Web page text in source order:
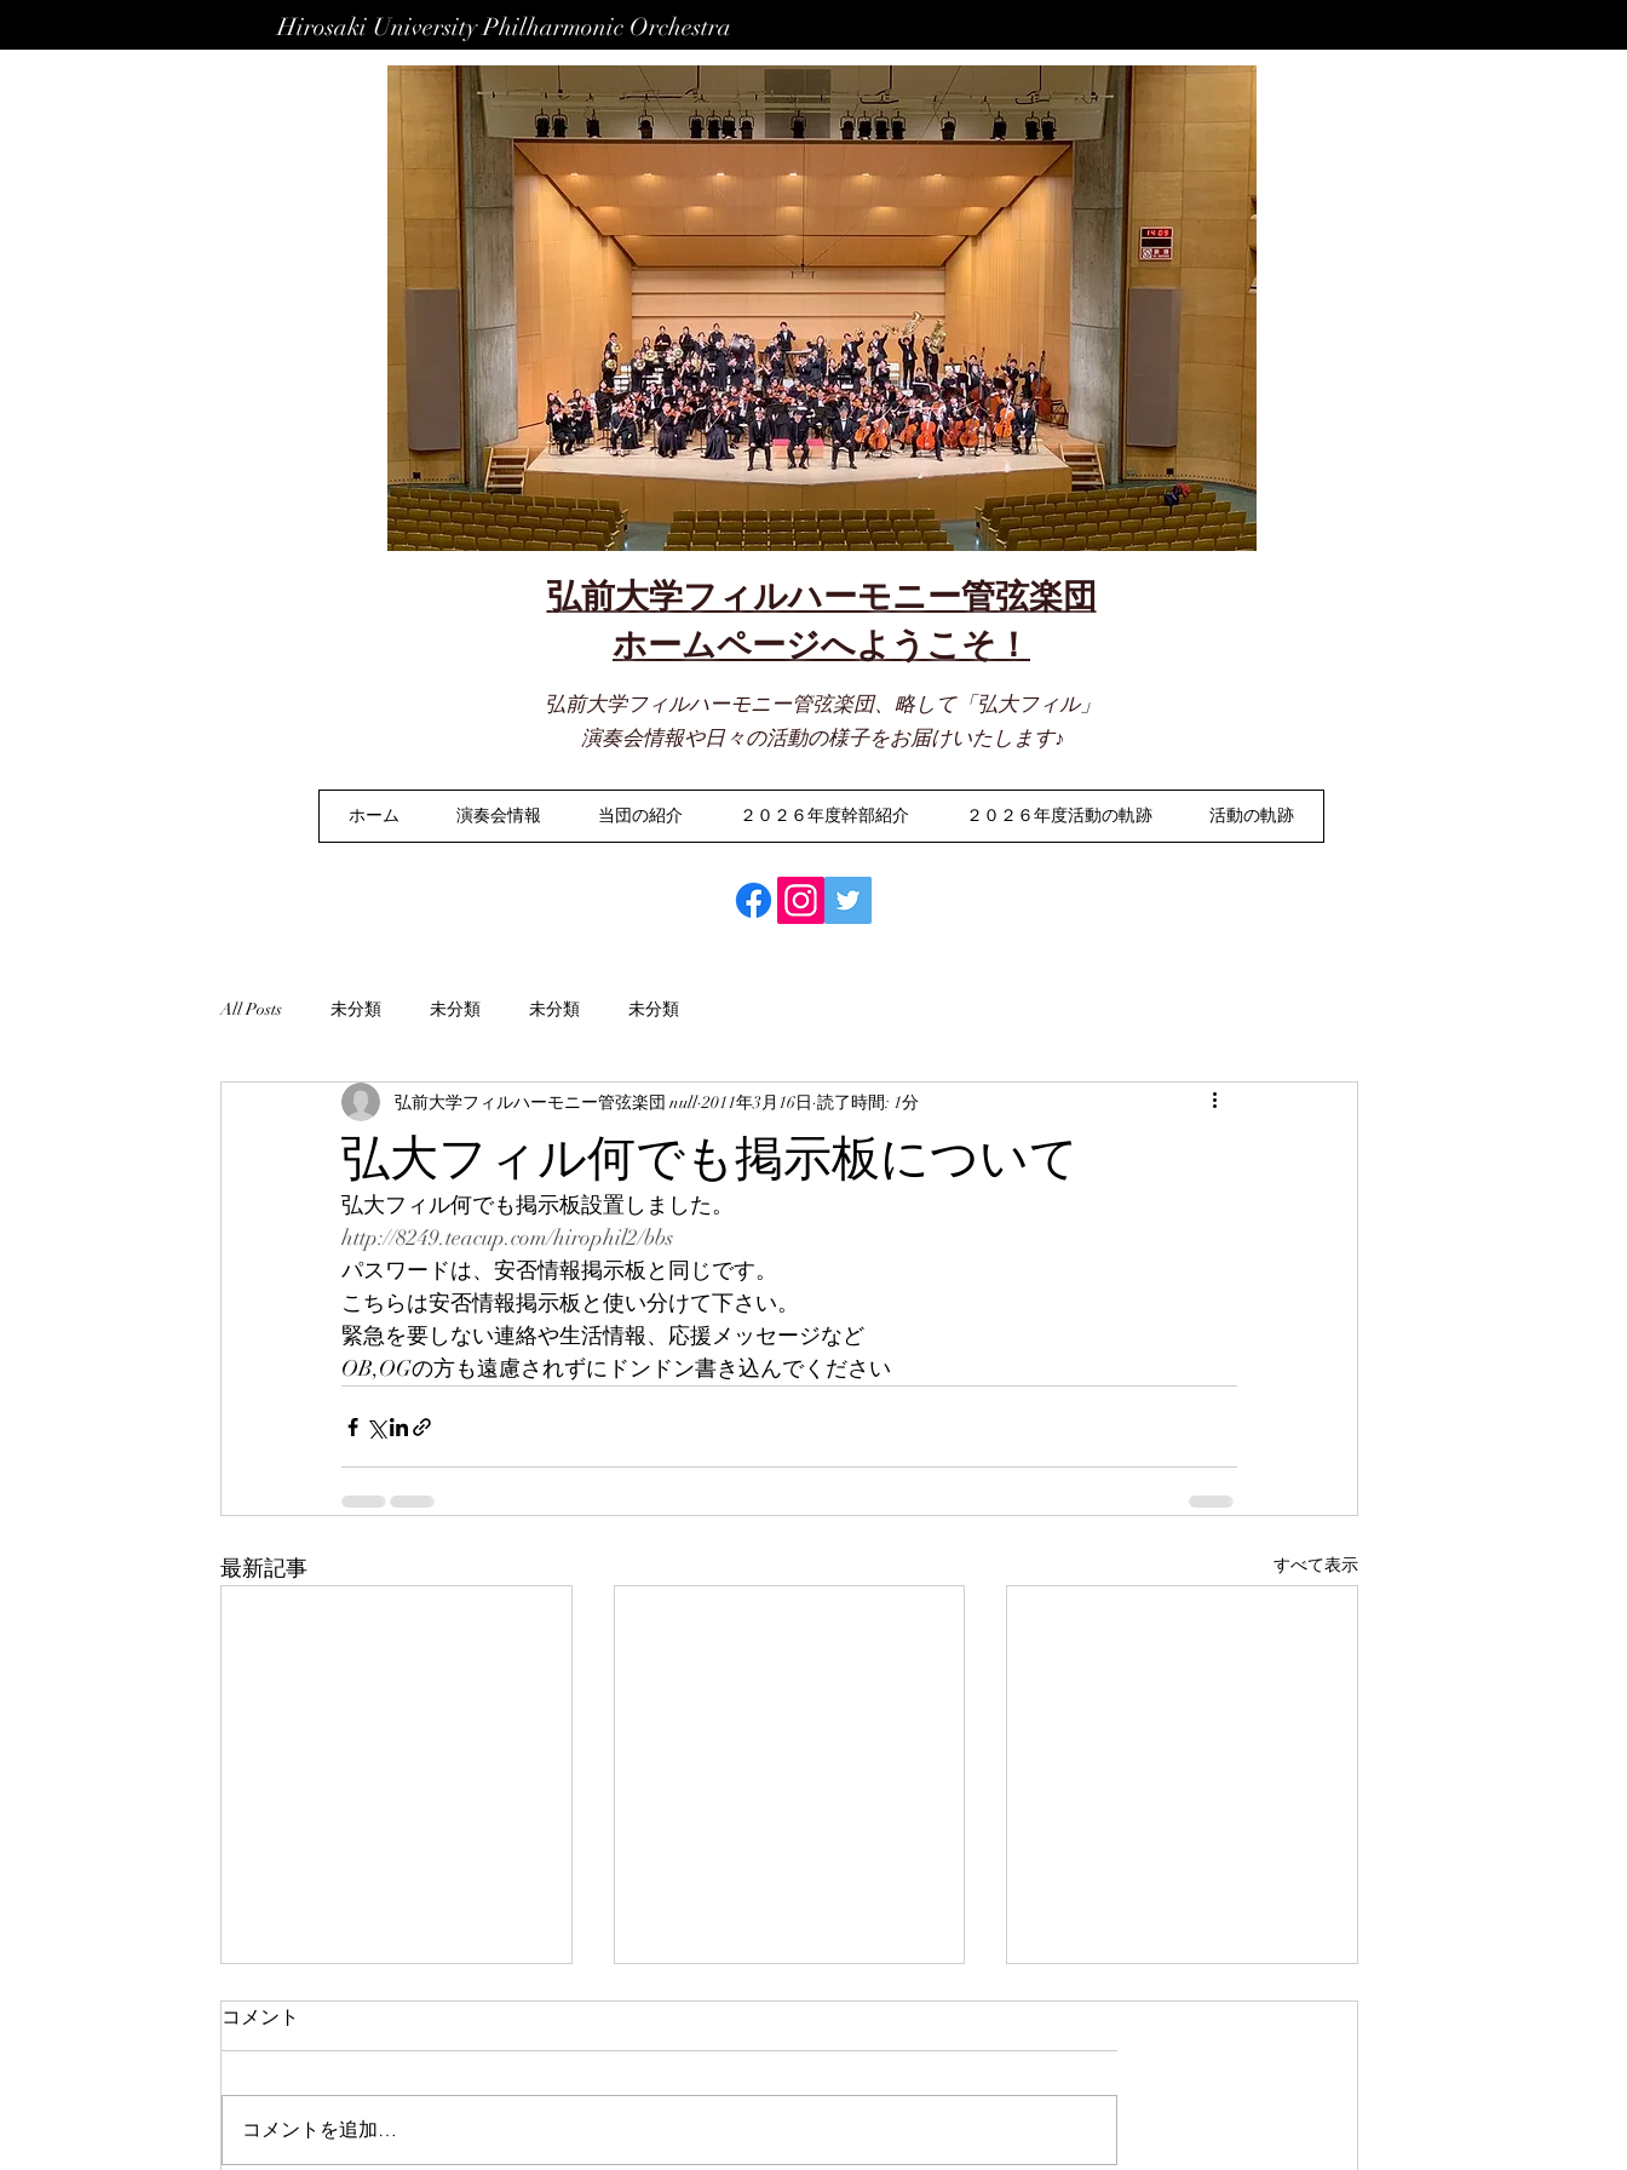
Hirosaki University Philharmonic Orchestra
弘前大学フィルハーモニー管弦楽団
​ホームページへようこそ！
弘前大学フィルハーモニー管弦楽団、略して「弘大フィル」
演奏会情報や日々の活動の様子をお届けいたします♪
ホーム 演奏会情報 当団の紹介 ２０２６年度幹部紹介 ２０２６年度活動の軌跡 活動の軌跡
All Posts 未分類 未分類 未分類 未分類
弘大フィル何でも掲示板について
弘前大学フィルハーモニー管弦楽団 null 2011年3月16日 読了時間: 1分
弘大フィル何でも掲示板設置しました。
http://8249.teacup.com/hirophil2/bbs
パスワードは、安否情報掲示板と同じです。
こちらは安否情報掲示板と使い分けて下さい。
緊急を要しない連絡や生活情報、応援メッセージなど
OB,OGの方も遠慮されずにドンドン書き込んでください
最新記事 すべて表示
スクールコンサート最終日
こんにちは！はじめまして。ホル
ールコンサート最終日の9月28日
(金)は、五所川原市立市浦小学校
コメント
コメントを追加…